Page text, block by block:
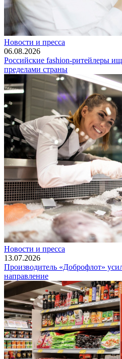
Новости и пресса
06.08.2026
Российские fashion-ритейлеры
пределами страны
Новости и пресса
13.07.2026
Производитель «Доброфлот»
направление